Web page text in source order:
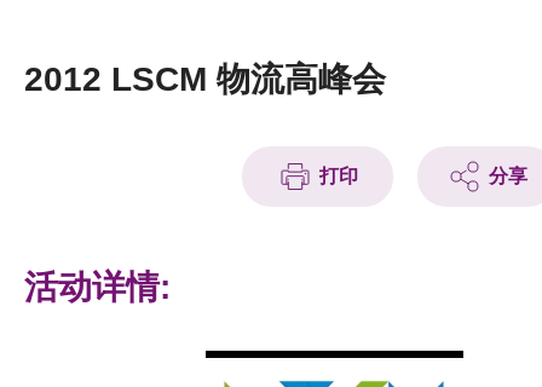
科技分享
2012 LSCM 物流高峰会
打印 分享
活动详情: